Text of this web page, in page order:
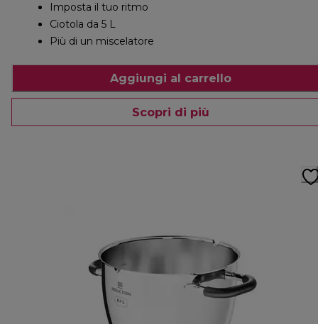
Imposta il tuo ritmo
Ciotola da 5 L
Più di un miscelatore
Aggiungi al carrello
Scopri di più